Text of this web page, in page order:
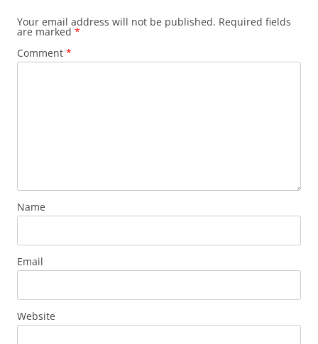
Your email address will not be published. Required fields
are marked *
Comment *
Name
Email
Website